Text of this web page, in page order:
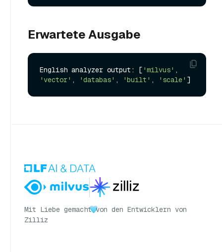
Erwartete Ausgabe
English analyzer output: [ 'milvus'
'vector' , 'databas' , 'built' , 'scale'
Mit Liebe gemacht von den Entwicklern von
Zilliz